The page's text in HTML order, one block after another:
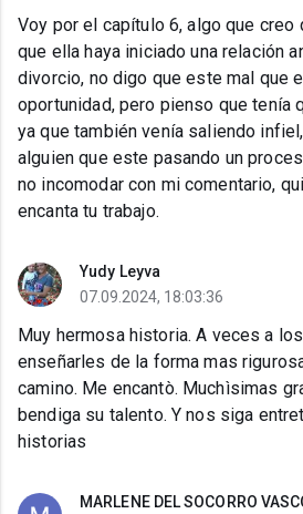
Voy por el capítulo 6, algo que
que ella haya iniciado una relación
divorcio, no digo que este mal que
oportunidad, pero pienso que tenía
ya que también venía saliendo
alguien que este pasando un
no incomodar con mi comentario,
encanta tu trabajo.
Yudy Leyva
07.09.2024, 18:03:36
Muy hermosa historia. A veces a
enseñarles de la forma mas
camino. Me encantò. Muchìsimas
bendiga su talento. Y nos siga
historias
MARLENE DEL SOCORRO